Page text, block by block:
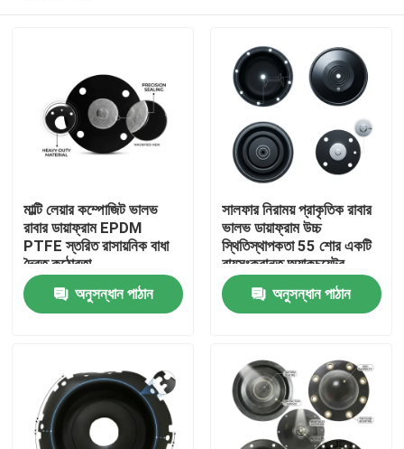
পণ্য
আমাদের সম্বন্ধে
মাল্টি লেয়ার কম্পোজিট ভালভ
রাবার ডায়াফ্রাম EPDM
PTFE স্তরিত রাসায়নিক বাধা
দ্বৈত কঠোরতা
অনুসন্ধান পাঠান
সালফার নিরাময় প্রাকৃতিক রাবার
ভালভ ডায়াফ্রাম উচ্চ
স্থিতিস্থাপকতা 55 শোর একটি
বায়ুসংক্রান্ত অ্যাকচুয়েটর
OEM
অনুসন্ধান পাঠান